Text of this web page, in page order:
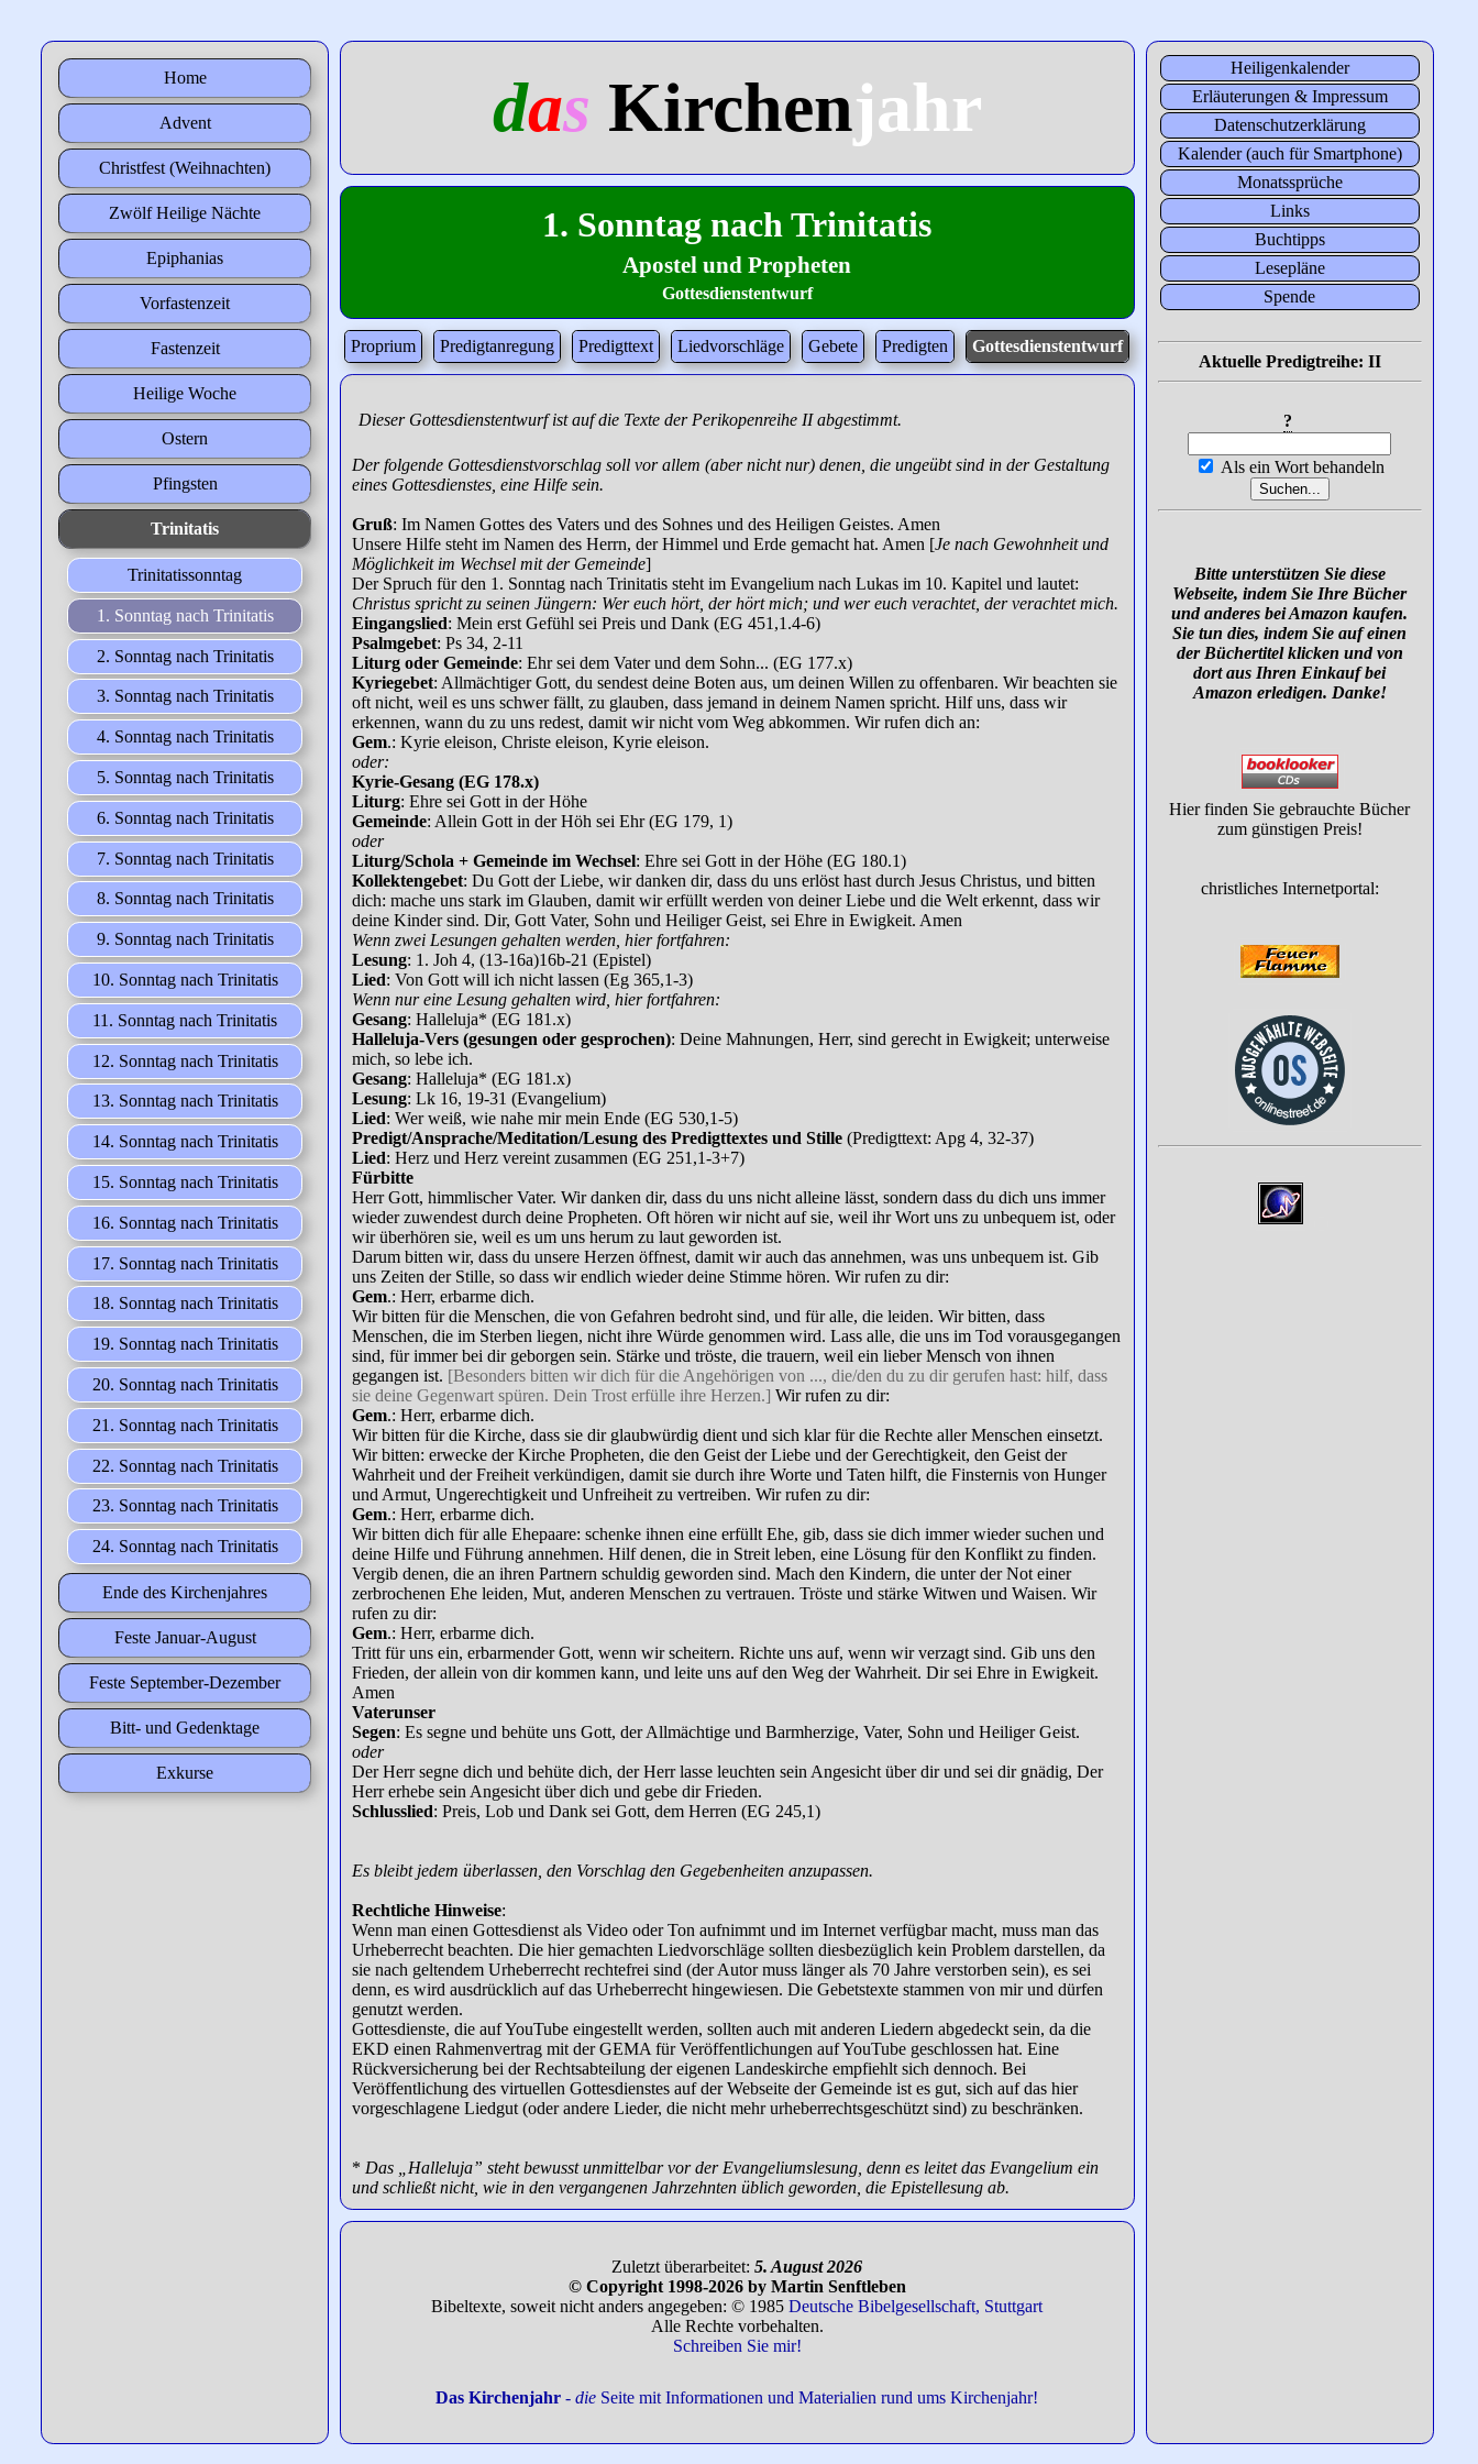
Home
Advent
Christfest (Weihnachten)
Zwölf Heilige Nächte
Epiphanias
Vorfastenzeit
Fastenzeit
Heilige Woche
Ostern
Pfingsten
Trinitatis
Trinitatissonntag
1. Sonntag nach Trinitatis
2. Sonntag nach Trinitatis
3. Sonntag nach Trinitatis
4. Sonntag nach Trinitatis
5. Sonntag nach Trinitatis
6. Sonntag nach Trinitatis
7. Sonntag nach Trinitatis
8. Sonntag nach Trinitatis
9. Sonntag nach Trinitatis
10. Sonntag nach Trinitatis
11. Sonntag nach Trinitatis
12. Sonntag nach Trinitatis
13. Sonntag nach Trinitatis
14. Sonntag nach Trinitatis
15. Sonntag nach Trinitatis
16. Sonntag nach Trinitatis
17. Sonntag nach Trinitatis
18. Sonntag nach Trinitatis
19. Sonntag nach Trinitatis
20. Sonntag nach Trinitatis
21. Sonntag nach Trinitatis
22. Sonntag nach Trinitatis
23. Sonntag nach Trinitatis
24. Sonntag nach Trinitatis
Ende des Kirchenjahres
Feste Januar-August
Feste September-Dezember
Bitt- und Gedenktage
Exkurse
das Kirchenjahr
1. Sonntag nach Trinitatis
Apostel und Propheten
Gottesdienstentwurf
Proprium Predigtanregung Predigttext Liedvorschläge Gebete Predigten Gottesdienstentwurf
Dieser Gottesdienstentwurf ist auf die Texte der Perikopenreihe II abgestimmt.
Der folgende Gottesdienstvorschlag soll vor allem (aber nicht nur) denen, die ungeübt sind in der Gestaltung
eines Gottesdienstes, eine Hilfe sein.
Gruß: Im Namen Gottes des Vaters und des Sohnes und des Heiligen Geistes. Amen
Unsere Hilfe steht im Namen des Herrn, der Himmel und Erde gemacht hat. Amen [Je nach Gewohnheit und
Möglichkeit im Wechsel mit der Gemeinde]
Der Spruch für den 1. Sonntag nach Trinitatis steht im Evangelium nach Lukas im 10. Kapitel und lautet:
Christus spricht zu seinen Jüngern: Wer euch hört, der hört mich; und wer euch verachtet, der verachtet mich.
Eingangslied: Mein erst Gefühl sei Preis und Dank (EG 451,1.4-6)
Psalmgebet: Ps 34, 2-11
Liturg oder Gemeinde: Ehr sei dem Vater und dem Sohn... (EG 177.x)
Kyriegebet: Allmächtiger Gott, du sendest deine Boten aus, um deinen Willen zu offenbaren. Wir beachten sie
oft nicht, weil es uns schwer fällt, zu glauben, dass jemand in deinem Namen spricht. Hilf uns, dass wir
erkennen, wann du zu uns redest, damit wir nicht vom Weg abkommen. Wir rufen dich an:
Gem.: Kyrie eleison, Christe eleison, Kyrie eleison.
oder:
Kyrie-Gesang (EG 178.x)
Liturg: Ehre sei Gott in der Höhe
Gemeinde: Allein Gott in der Höh sei Ehr (EG 179, 1)
oder
Liturg/Schola + Gemeinde im Wechsel: Ehre sei Gott in der Höhe (EG 180.1)
Kollektengebet: Du Gott der Liebe, wir danken dir, dass du uns erlöst hast durch Jesus Christus, und bitten
dich: mache uns stark im Glauben, damit wir erfüllt werden von deiner Liebe und die Welt erkennt, dass wir
deine Kinder sind. Dir, Gott Vater, Sohn und Heiliger Geist, sei Ehre in Ewigkeit. Amen
Wenn zwei Lesungen gehalten werden, hier fortfahren:
Lesung: 1. Joh 4, (13-16a)16b-21 (Epistel)
Lied: Von Gott will ich nicht lassen (Eg 365,1-3)
Wenn nur eine Lesung gehalten wird, hier fortfahren:
Gesang: Halleluja* (EG 181.x)
Halleluja-Vers (gesungen oder gesprochen): Deine Mahnungen, Herr, sind gerecht in Ewigkeit; unterweise
mich, so lebe ich.
Gesang: Halleluja* (EG 181.x)
Lesung: Lk 16, 19-31 (Evangelium)
Lied: Wer weiß, wie nahe mir mein Ende (EG 530,1-5)
Predigt/Ansprache/Meditation/Lesung des Predigttextes und Stille (Predigttext: Apg 4, 32-37)
Lied: Herz und Herz vereint zusammen (EG 251,1-3+7)
Fürbitte
Herr Gott, himmlischer Vater. Wir danken dir, dass du uns nicht alleine lässt, sondern dass du dich uns immer
wieder zuwendest durch deine Propheten. Oft hören wir nicht auf sie, weil ihr Wort uns zu unbequem ist, oder
wir überhören sie, weil es um uns herum zu laut geworden ist.
Darum bitten wir, dass du unsere Herzen öffnest, damit wir auch das annehmen, was uns unbequem ist. Gib
uns Zeiten der Stille, so dass wir endlich wieder deine Stimme hören. Wir rufen zu dir:
Gem.: Herr, erbarme dich.
Wir bitten für die Menschen, die von Gefahren bedroht sind, und für alle, die leiden. Wir bitten, dass
Menschen, die im Sterben liegen, nicht ihre Würde genommen wird. Lass alle, die uns im Tod vorausgegangen
sind, für immer bei dir geborgen sein. Stärke und tröste, die trauern, weil ein lieber Mensch von ihnen
gegangen ist. [Besonders bitten wir dich für die Angehörigen von ..., die/den du zu dir gerufen hast: hilf, dass
sie deine Gegenwart spüren. Dein Trost erfülle ihre Herzen.] Wir rufen zu dir:
Gem.: Herr, erbarme dich.
Wir bitten für die Kirche, dass sie dir glaubwürdig dient und sich klar für die Rechte aller Menschen einsetzt.
Wir bitten: erwecke der Kirche Propheten, die den Geist der Liebe und der Gerechtigkeit, den Geist der
Wahrheit und der Freiheit verkündigen, damit sie durch ihre Worte und Taten hilft, die Finsternis von Hunger
und Armut, Ungerechtigkeit und Unfreiheit zu vertreiben. Wir rufen zu dir:
Gem.: Herr, erbarme dich.
Wir bitten dich für alle Ehepaare: schenke ihnen eine erfüllt Ehe, gib, dass sie dich immer wieder suchen und
deine Hilfe und Führung annehmen. Hilf denen, die in Streit leben, eine Lösung für den Konflikt zu finden.
Vergib denen, die an ihren Partnern schuldig geworden sind. Mach den Kindern, die unter der Not einer
zerbrochenen Ehe leiden, Mut, anderen Menschen zu vertrauen. Tröste und stärke Witwen und Waisen. Wir
rufen zu dir:
Gem.: Herr, erbarme dich.
Tritt für uns ein, erbarmender Gott, wenn wir scheitern. Richte uns auf, wenn wir verzagt sind. Gib uns den
Frieden, der allein von dir kommen kann, und leite uns auf den Weg der Wahrheit. Dir sei Ehre in Ewigkeit.
Amen
Vaterunser
Segen: Es segne und behüte uns Gott, der Allmächtige und Barmherzige, Vater, Sohn und Heiliger Geist.
oder
Der Herr segne dich und behüte dich, der Herr lasse leuchten sein Angesicht über dir und sei dir gnädig, Der
Herr erhebe sein Angesicht über dich und gebe dir Frieden.
Schlusslied: Preis, Lob und Dank sei Gott, dem Herren (EG 245,1)
Es bleibt jedem überlassen, den Vorschlag den Gegebenheiten anzupassen.
Rechtliche Hinweise:
Wenn man einen Gottesdienst als Video oder Ton aufnimmt und im Internet verfügbar macht, muss man das
Urheberrecht beachten. Die hier gemachten Liedvorschläge sollten diesbezüglich kein Problem darstellen, da
sie nach geltendem Urheberrecht rechtefrei sind (der Autor muss länger als 70 Jahre verstorben sein), es sei
denn, es wird ausdrücklich auf das Urheberrecht hingewiesen. Die Gebetstexte stammen von mir und dürfen
genutzt werden.
Gottesdienste, die auf YouTube eingestellt werden, sollten auch mit anderen Liedern abgedeckt sein, da die
EKD einen Rahmenvertrag mit der GEMA für Veröffentlichungen auf YouTube geschlossen hat. Eine
Rückversicherung bei der Rechtsabteilung der eigenen Landeskirche empfiehlt sich dennoch. Bei
Veröffentlichung des virtuellen Gottesdienstes auf der Webseite der Gemeinde ist es gut, sich auf das hier
vorgeschlagene Liedgut (oder andere Lieder, die nicht mehr urheberrechtsgeschützt sind) zu beschränken.
* Das „Halleluja” steht bewusst unmittelbar vor der Evangeliumslesung, denn es leitet das Evangelium ein
und schließt nicht, wie in den vergangenen Jahrzehnten üblich geworden, die Epistellesung ab.
Zuletzt überarbeitet:5. August 2026
© Copyright 1998-2026 by Martin Senftleben
Bibeltexte, soweit nicht anders angegeben: © 1985Deutsche Bibelgesellschaft, Stuttgart
Alle Rechte vorbehalten.
Schreiben Sie mir!
Das Kirchenjahr -die Seite mit Informationen und Materialien rund ums Kirchenjahr!
Heiligenkalender
Erläuterungen & Impressum
Datenschutzerklärung
Kalender (auch für Smartphone)
Monatssprüche
Links
Buchtipps
Lesepläne
Spende
Aktuelle Predigtreihe: II
?
Als ein Wort behandeln
Bitte unterstützen Sie diese
Webseite, indem Sie Ihre Bücher
und anderes bei Amazon kaufen.
Sie tun dies, indem Sie auf einen
der Büchertitel klicken und von
dort aus Ihren Einkauf bei
Amazon erledigen. Danke!
Hier finden Sie gebrauchte Bücher
zum günstigen Preis!
christliches Internetportal: